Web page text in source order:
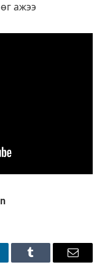
ажээ
Tumblr Имэйл